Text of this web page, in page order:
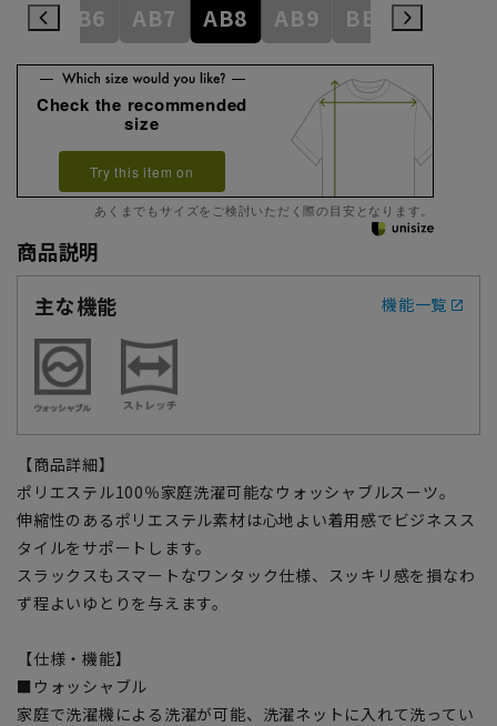
AB6 AB7 AB8 AB9 BE3 BE4
Check the recommended
size
Try this item on
あくまでもサイズをご検討いただく際の目安となります。
商品説明
主な機能
機能一覧
【商品詳細】
ポリエステル100％家庭洗濯可能なウォッシャブルスーツ。
伸縮性のあるポリエステル素材は心地よい着用感でビジネスス
タイルをサポートします。
スラックスもスマートなワンタック仕様、スッキリ感を損なわ
ず程よいゆとりを与えます。
【仕様・機能】
■ウォッシャブル
家庭で洗濯機による洗濯が可能、洗濯ネットに入れて洗ってい